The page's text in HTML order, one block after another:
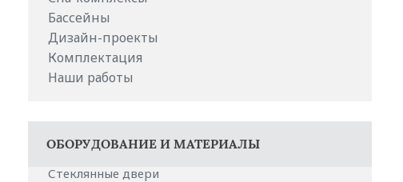
Бассейны
Дизайн-проекты
Комплектация
Наши работы
ОБОРУДОВАНИЕ И МАТЕРИАЛЫ
Стеклянные двери